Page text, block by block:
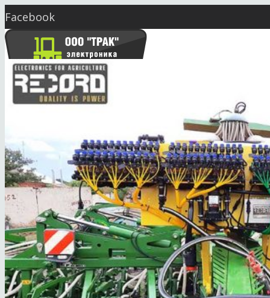
Facebook
Twitter
YouTube
Instagram
market@seeding.com.ua